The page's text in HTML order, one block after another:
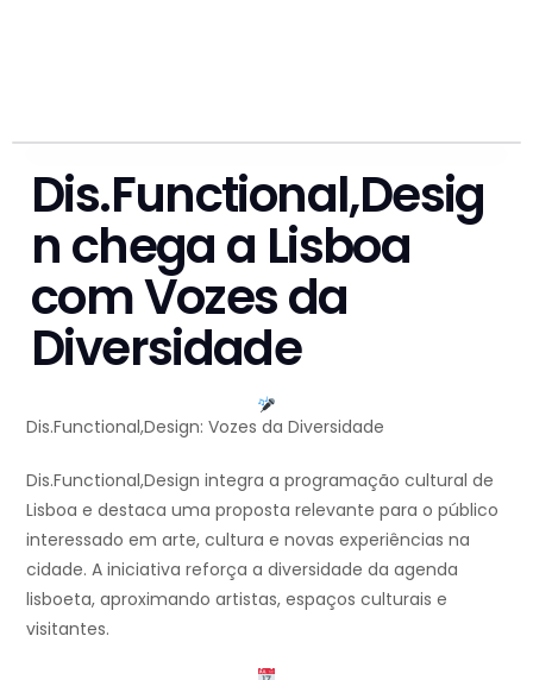
Dis.Functional,Desig
n chega a Lisboa
com Vozes da
Diversidade
Dis.Functional,Design: Vozes da Diversidade
Dis.Functional,Design integra a programação cultural de
Lisboa e destaca uma proposta relevante para o público
interessado em arte, cultura e novas experiências na
cidade. A iniciativa reforça a diversidade da agenda
lisboeta, aproximando artistas, espaços culturais e
visitantes.